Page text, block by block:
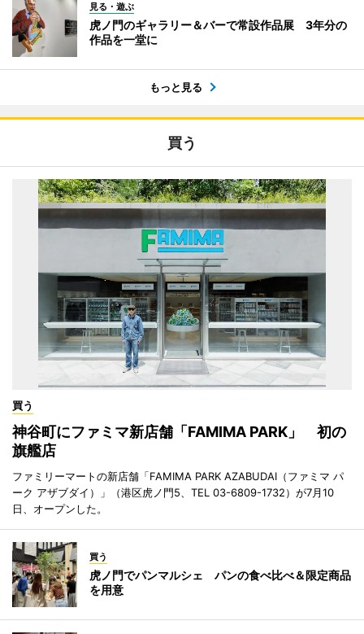
見る・遊ぶ
虎ノ門のギャラリー＆バーで常設作品展 3年分の
作品を一堂に
もっと見る
買う
買う
神谷町にファミマ新店舗「FAMIMA PARK」 初の
旗艦店
ファミリーマートの新店舗「FAMIMA PARK AZABUDAI（ファミマ パ
ーク アザブダイ）」（港区虎ノ門5、TEL 03-6809-1732）が7月10
日、オープンした。
買う
虎ノ門でパンマルシェ パンの食べ比べ＆限定商品
を用意